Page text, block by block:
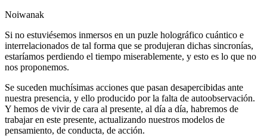
Noiwanak
Si no estuviésemos inmersos en un puzle holográfico cuántico e
interrelacionados de tal forma que se produjeran dichas sincronías,
estaríamos perdiendo el tiempo miserablemente, y esto es lo que no
nos proponemos.
Se suceden muchísimas acciones que pasan desapercibidas ante
nuestra presencia, y ello producido por la falta de autoobservación.
Y hemos de vivir de cara al presente, al día a día, habremos de
trabajar en este presente, actualizando nuestros modelos de
pensamiento, de conducta, de acción.